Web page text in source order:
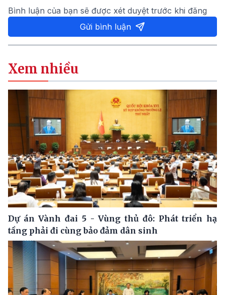
Bình luận của bạn sẽ được xét duyệt trước khi đăng
Gửi bình luận
Xem nhiều
Dự án Vành đai 5 - Vùng thủ đô: Phát triển hạ
tầng phải đi cùng bảo đảm dân sinh